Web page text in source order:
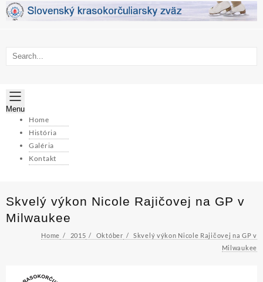
Skip
to
Menu
Home
História
Galéria
Kontakt
Skvelý výkon Nicole Rajičovej na GP v
Milwaukee
Home 2015 Október
Skvelý výkon Nicole Rajičovej na GP v
Milwaukee